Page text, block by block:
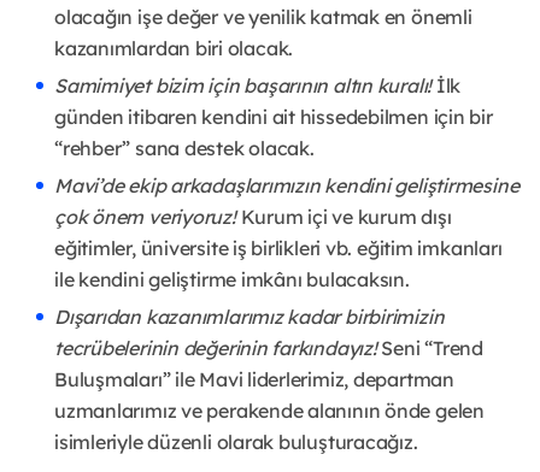
olacağın işe değer ve yenilik katmak en önemli
kazanımlardan biri olacak.
Samimiyet bizim için başarının altın kuralı!İlk
günden itibaren kendini ait hissedebilmen için bir
“rehber” sana destek olacak.
Mavi’de ekip arkadaşlarımızın kendini geliştirmesine
çok önem veriyoruz!Kurum içi ve kurum dışı
eğitimler, üniversite iş birlikleri vb. eğitim imkanları
ile kendini geliştirme imkânı bulacaksın.
Dışarıdan kazanımlarımız kadar birbirimizin
tecrübelerinin değerinin farkındayız!Seni “Trend
Buluşmaları” ile Mavi liderlerimiz, departman
uzmanlarımız ve perakende alanının önde gelen
isimleriyle düzenli olarak buluşturacağız.